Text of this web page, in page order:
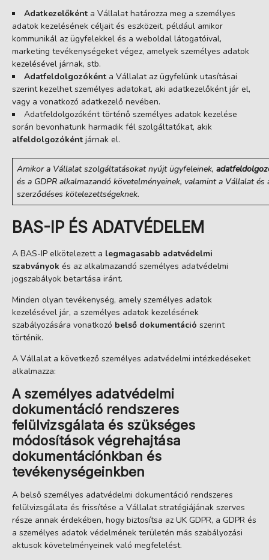
Adatkezelőként a Vállalat határozza meg a személyes
adatok kezelésének céljait és eszközeit, például amikor
kommunikál az ügyfelekkel és a weboldal látogatóival,
marketing tevékenységeket végez, amelyek személyes adatok
kezelésével járnak, stb.
Adatfeldolgozóként a Vállalat az ügyfelünk utasításai
szerint kezelhet személyes adatokat, aki adatkezelőként jár el,
vagy a vonatkozó adatkezelő nevében.
Adatfeldolgozóként történő személyes adatok kezelése
során bevonhatunk harmadik fél szolgáltatókat, akik
alfeldolgozóként járnak el.
Amikor a Vállalat szolgáltatásokat nyújt ügyfeleinek,
és a GDPR alkalmazandó követelményeinek, valamint a Vállalat
szerződéses kötelezettségeknek.
BAS-IP ÉS ADATVÉDELEM
A BAS-IP elkötelezett a legmagasabb adatvédelmi
szabványok és az alkalmazandó személyes adatvédelmi
jogszabályok betartása iránt.
Minden olyan tevékenység, amely személyes adatok
kezelésével jár, a személyes adatok kezelésének
szabályozására vonatkozó belső dokumentáció szerint
történik.
A Vállalat a következő személyes adatvédelmi intézkedéseket
alkalmazza:
A személyes adatvédelmi
dokumentáció rendszeres
felülvizsgálata és szükséges
módosítások végrehajtása
dokumentációnkban és
tevékenységeinkben
A belső személyes adatvédelmi dokumentáció rendszeres
felülvizsgálata és frissítése a Vállalat stratégiájának szerves
része annak érdekében, hogy biztosítsa az UK GDPR, a GDPR és
a személyes adatok védelmének területén más szabályozási
aktusok követelményeinek való megfelelést.